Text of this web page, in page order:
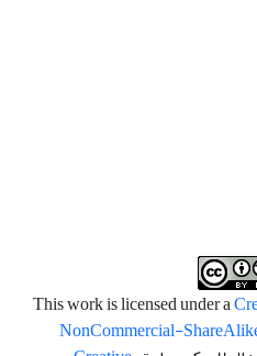
NonCommercial-